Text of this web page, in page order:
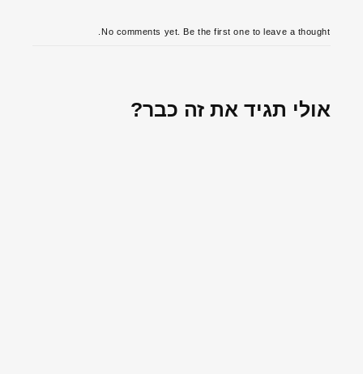
No comments yet. Be the first one to leave a thought.
אולי תגיד את זה כבר?